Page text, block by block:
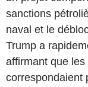
sanctions
naval et le
Trump a
affirmant que
correspondaient